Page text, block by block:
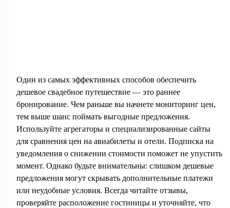
Один из самых эффективных способов обеспечить
дешевое свадебное путешествие — это раннее
бронирование. Чем раньше вы начнете мониторинг цен,
тем выше шанс поймать выгодные предложения.
Используйте агрегаторы и специализированные сайты
для сравнения цен на авиабилеты и отели. Подписка на
уведомления о снижении стоимости поможет не упустить
момент. Однако будьте внимательны: слишком дешевые
предложения могут скрывать дополнительные платежи
или неудобные условия. Всегда читайте отзывы,
проверяйте расположение гостиницы и уточняйте, что